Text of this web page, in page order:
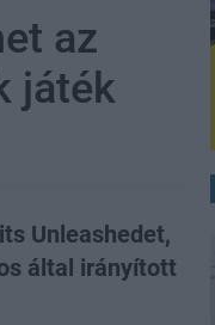
az
játék
Unleashedet,
által irányított